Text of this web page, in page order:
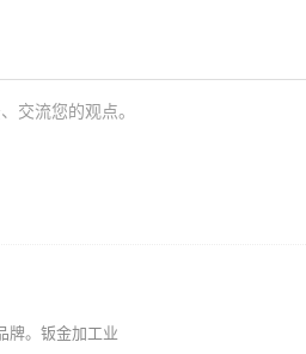
交流您的观点。
牌。钣金加工业